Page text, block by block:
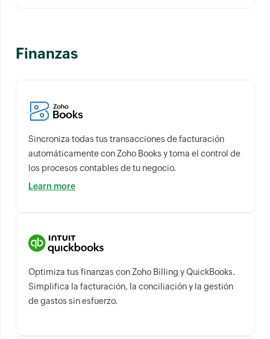
Finanzas
Sincroniza todas tus transacciones de facturación
automáticamente con Zoho Books y toma el control de
los procesos contables de tu negocio.
Learn more
Optimiza tus finanzas con Zoho Billing y QuickBooks.
Simplifica la facturación, la conciliación y la gestión
de gastos sin esfuerzo.